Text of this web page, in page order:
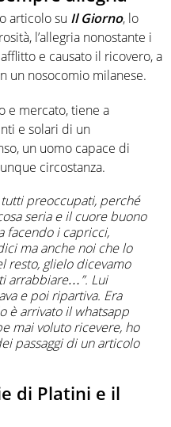
articolo su Il Giorno, lo
l’allegria nonostante i
e causato il ricovero, a
un nosocomio milanese.
e mercato, tiene a
e solari di un
un uomo capace di
circostanza.
tutti preoccupati, perché
seria e il cuore buono
facendo i capricci,
ma anche noi che lo
resto, glielo dicevamo
arrabbiare…”. Lui
e poi ripartiva. Era
è arrivato il whatsapp
mai voluto ricevere, ho
passaggi di un articolo
di Platini e il